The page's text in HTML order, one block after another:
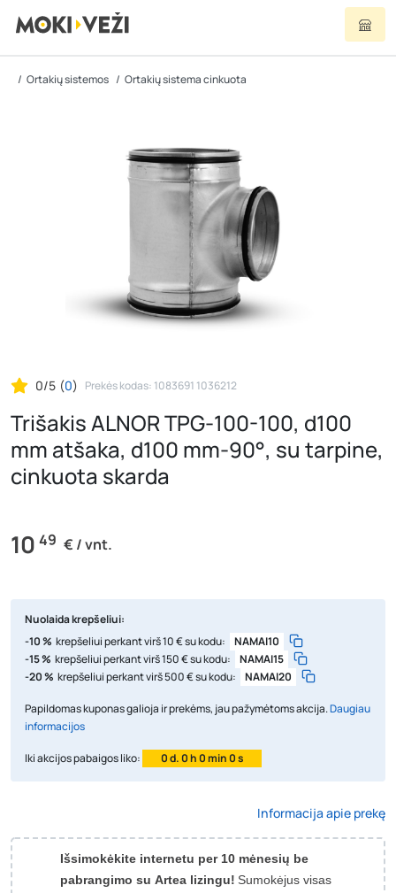
Ortakių sistemos Ortakių sistema cinkuota
0/5 (0) Prekės kodas: 1083691 1036212
Trišakis ALNOR TPG-100-100, d100
mm atšaka, d100 mm-90°, su tarpine,
cinkuota skarda
10 49 € / vnt.
Nuolaida krepšeliui:
-10 %
krepšeliui perkant virš 10 € su kodu:
NAMAI10
-15 %
krepšeliui perkant virš 150 € su kodu:
NAMAI15
-20 %
krepšeliui perkant virš 500 € su kodu: NAMAI20
Papildomas kuponas galioja ir prekėms, jau pažymėtoms akcija.Daugiau
informacijos
Iki akcijos pabaigos liko: 0 d. 0 h 0 min 0 s
Informacija apie prekę
Išsimokėkite internetu per 10 mėnesių be
pabrangimo su Artea lizingu! Sumokėjus visas